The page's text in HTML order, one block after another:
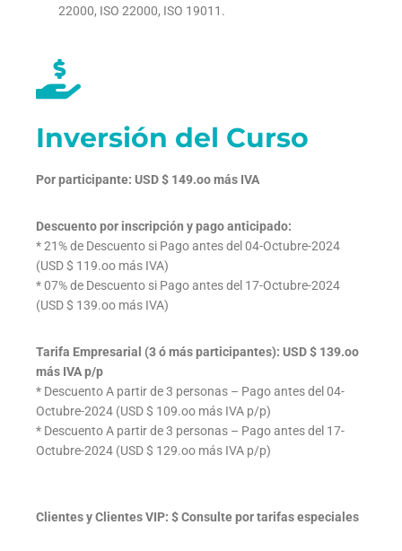
22000, ISO 22000, ISO 19011.
Inversión del Curso
Por participante: USD $ 149.oo más IVA
Descuento por inscripción y pago anticipado:
* 21% de Descuento si Pago antes del 04-Octubre-2024
(USD $ 119.oo más IVA)
* 07% de Descuento si Pago antes del 17-Octubre-2024
(USD $ 139.oo más IVA)
Tarifa Empresarial (3 ó más participantes): USD $ 139.oo
más IVA p/p
* Descuento A partir de 3 personas – Pago antes del 04-
Octubre-2024 (USD $ 109.oo más IVA p/p)
* Descuento A partir de 3 personas – Pago antes del 17-
Octubre-2024 (USD $ 129.oo más IVA p/p)
Clientes y Clientes VIP: $ Consulte por tarifas especiales